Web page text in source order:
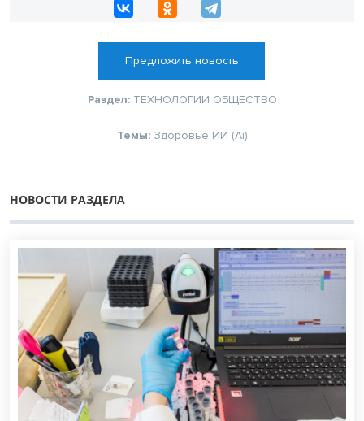
Предложить новость
Раздел: ТЕХНОЛОГИИ ОБЩЕСТВО
Темы: Здоровье ИИ (Ai)
НОВОСТИ РАЗДЕЛА